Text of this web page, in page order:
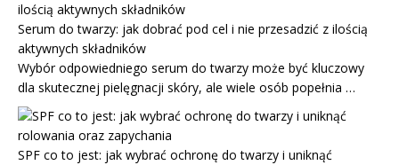
Serum do twarzy: jak dobrać pod cel i nie przesadzić z ilością
aktywnych składników
Wybór odpowiedniego serum do twarzy może być kluczowy
dla skutecznej pielęgnacji skóry, ale wiele osób popełnia …
SPF co to jest: jak wybrać ochronę do twarzy i uniknąć